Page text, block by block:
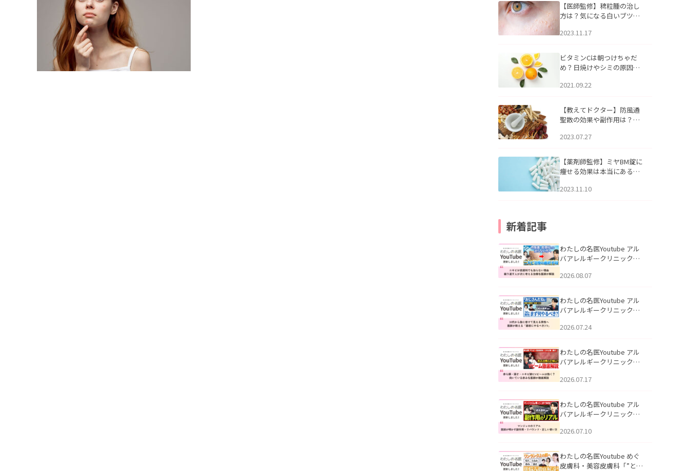
【医師監修】稗粒腫の治し
方は？気になる白いブツブ
アについて
2023.11.17
ビタミンCは朝つけちゃだ
め？日焼けやシミの原因に
2021.09.22
【教えてドクター】防風通
聖散の効果や副作用は？長
2023.07.27
【薬剤師監修】ミヤBM錠に
痩せる効果は本当にある
2023.11.10
新着記事
わたしの名医Youtube アル
バアレルギークリニック札
らない理由｜繰り返す人が
説」を公開いたしました。
2026.08.07
わたしの名医Youtube アル
バアレルギークリニック札
える男性へ｜医師が教える
公開いたしました。
2026.07.24
わたしの名医Youtube アル
バアレルギークリニック札
跡にVビームは効く？向いて
説」を公開いたしました。
2026.07.17
わたしの名医Youtube アル
バアレルギークリニック札
医師が明かす副作用・リバ
公開いたしました。
2026.07.10
わたしの名医Youtube めぐ
皮膚科・美容皮膚科「”とお